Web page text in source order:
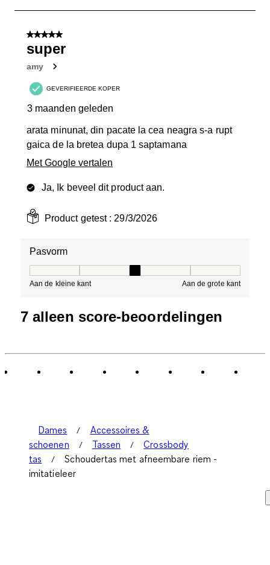
van
Beoordelingen.
5 van 5 sterren.
super
amy
GEVERIFIEERDE KOPER
3 maanden geleden
arata minunat, din pacate la cea neagra s-a rupt
gaica de la bretea dupa 1 saptamana
Met Google vertalen
Ja, Ik beveel dit product aan.
Product getest :29/3/2026
Pasvorm
Aan de kleine kant Aan de grote kant
7 alleen score-beoordelingen
Dames
Accessoires &
schoenen
Tassen
Crossbody
tas
Schoudertas met afneembare riem -
imitatieleer